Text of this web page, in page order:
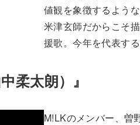
値観を象徴するよう
米津玄師だからこそ
援歌。今年を代表す
柔太朗）』
M!LKのメンバー、曽